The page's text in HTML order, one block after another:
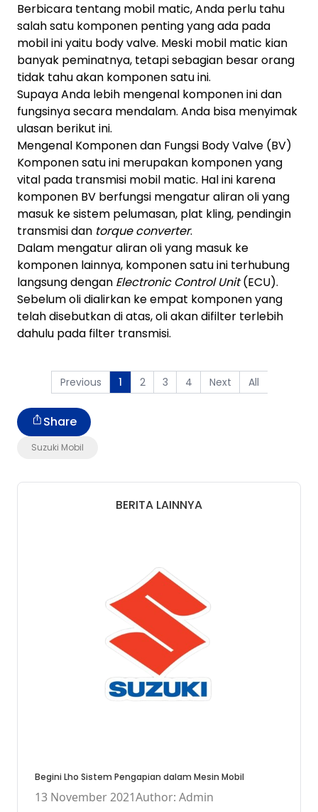
Berbicara tentang mobil matic, Anda perlu tahu
salah satu komponen penting yang ada pada
mobil ini yaitu body valve. Meski mobil matic kian
banyak peminatnya, tetapi sebagian besar orang
tidak tahu akan komponen satu ini.
Supaya Anda lebih mengenal komponen ini dan
fungsinya secara mendalam. Anda bisa menyimak
ulasan berikut ini.
Mengenal Komponen dan Fungsi Body Valve (BV)
Komponen satu ini merupakan komponen yang
vital pada transmisi mobil matic. Hal ini karena
komponen BV berfungsi mengatur aliran oli yang
masuk ke sistem pelumasan, plat kling, pendingin
transmisi dan torque converter.
Dalam mengatur aliran oli yang masuk ke
komponen lainnya, komponen satu ini terhubung
langsung dengan Electronic Control Unit(ECU).
Sebelum oli dialirkan ke empat komponen yang
telah disebutkan di atas, oli akan difilter terlebih
dahulu pada filter transmisi.
Previous 1 2 3 4 Next All
Suzuki Mobil
Share
BERITA LAINNYA
Begini Lho Sistem Pengapian dalam Mesin Mobil
13 November 2021Author: Admin